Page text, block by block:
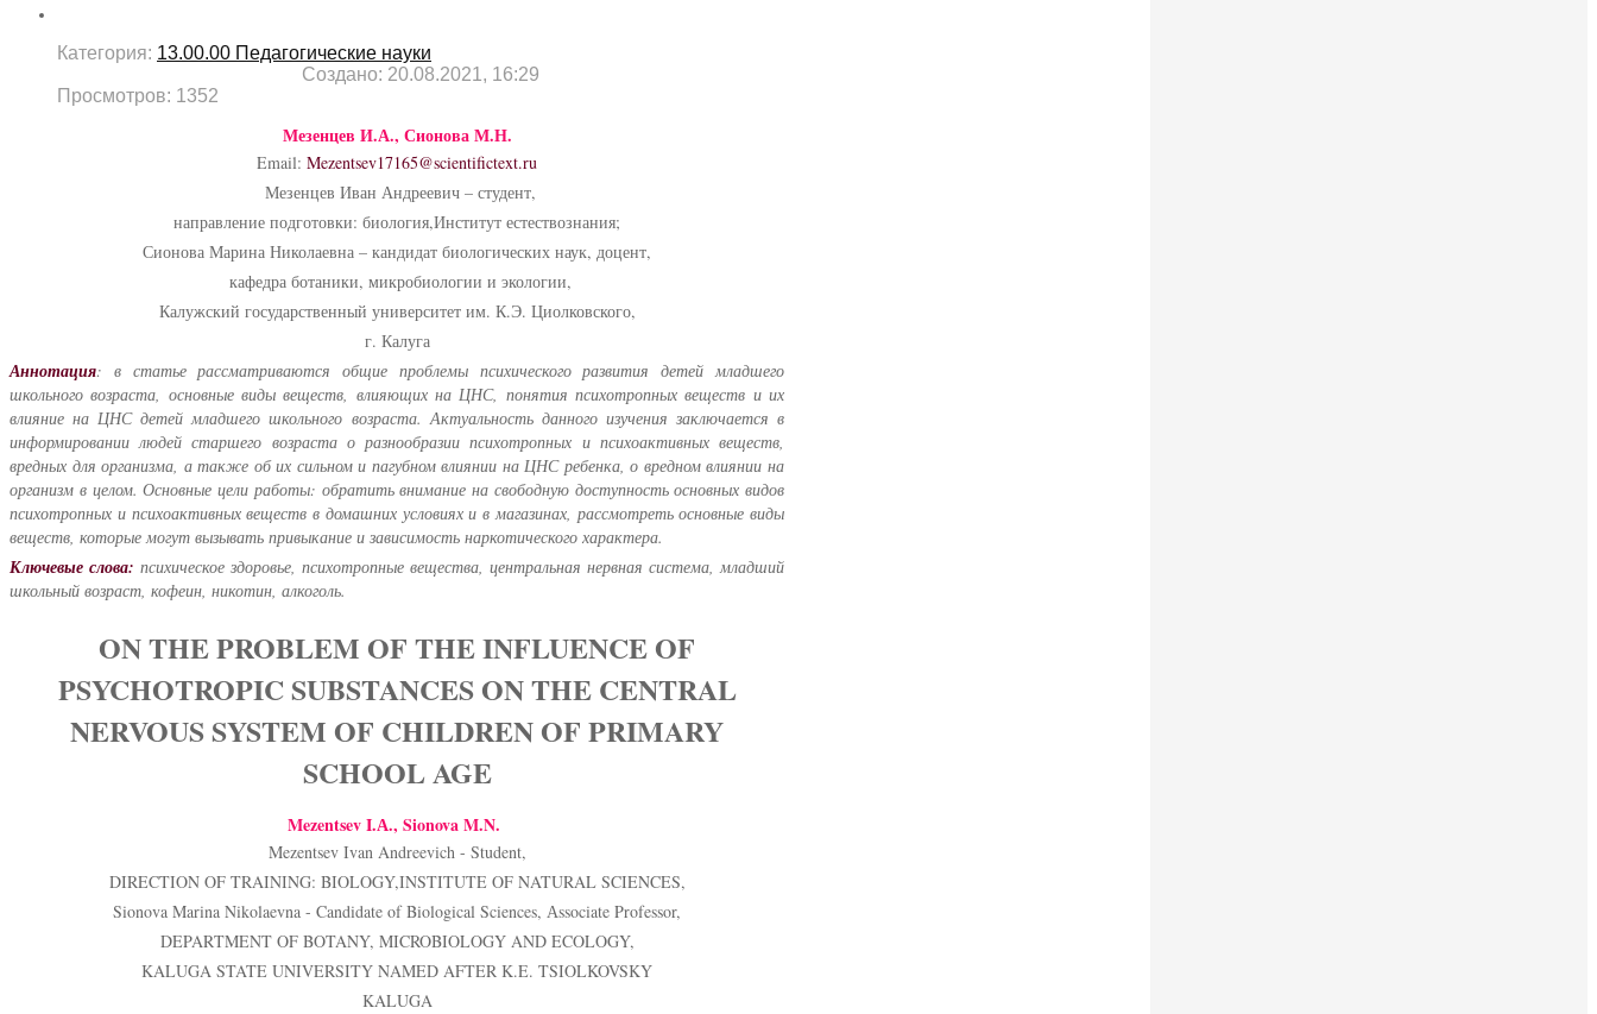
Категория: 13.00.00 Педагогические науки
Создано: 20.08.2021, 16:29
Просмотров: 1352
Мезенцев И.А., Сионова М.Н.
Email: Mezentsev17165@scientifictext.ru
Мезенцев Иван Андреевич – студент,
направление подготовки: биология,Институт естествознания;
Сионова Марина Николаевна – кандидат биологических наук, доцент,
кафедра ботаники, микробиологии и экологии,
Калужский государственный университет им. К.Э. Циолковского,
г. Калуга
Аннотация: в статье рассматриваются общие проблемы психического развития детей младшего
школьного возраста, основные виды веществ, влияющих на ЦНС, понятия психотропных веществ и их
влияние на ЦНС детей младшего школьного возраста. Актуальность данного изучения заключается в
информировании людей старшего возраста о разнообразии психотропных и психоактивных веществ,
вредных для организма, а также об их сильном и пагубном влиянии на ЦНС ребенка, о вредном влиянии на
организм в целом. Основные цели работы: обратить внимание на свободную доступность основных видов
психотропных и психоактивных веществ в домашних условиях и в магазинах, рассмотреть основные виды
веществ, которые могут вызывать привыкание и зависимость наркотического характера.
Ключевые слова: психическое здоровье, психотропные вещества, центральная нервная система, младший
школьный возраст, кофеин, никотин, алкоголь.
ON THE PROBLEM OF THE INFLUENCE OF
PSYCHOTROPIC SUBSTANCES ON THE CENTRAL
NERVOUS SYSTEM OF CHILDREN OF PRIMARY
SCHOOL AGE
Mezentsev I.А., Sionova M.N.
Mezentsev Ivan Andreevich - Student,
DIRECTION OF TRAINING: BIOLOGY,INSTITUTE OF NATURAL SCIENCES,
Sionova Marina Nikolaevna - Candidate of Biological Sciences, Аssociate Professor,
DEPARTMENT OF BOTANY, MICROBIOLOGY AND ECOLOGY,
KALUGA STATE UNIVERSITY NAMED AFTER K.E. TSIOLKOVSKY
KALUGA